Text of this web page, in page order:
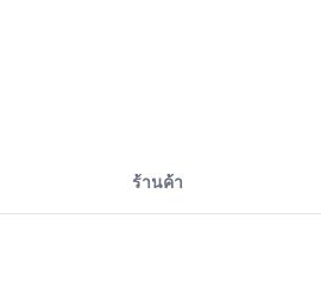
ร้านค้า